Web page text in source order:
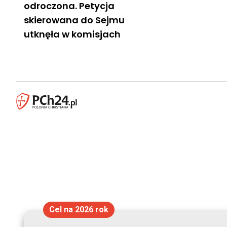
odroczona. Petycja
skierowana do Sejmu
utknęła w komisjach
Cel na 2026 rok